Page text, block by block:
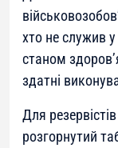
хто не служив у
станом
здатні
Для
розгорнутий